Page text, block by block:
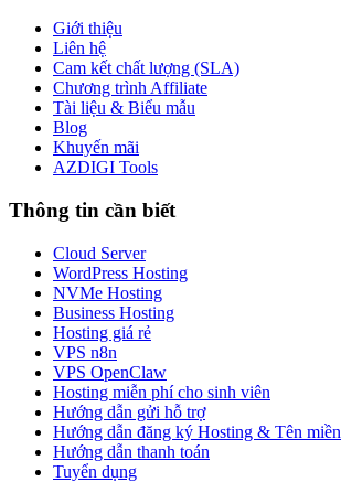
Giới thiệu
Liên hệ
Cam kết chất lượng (SLA)
Chương trình Affiliate
Tài liệu & Biểu mẫu
Blog
Khuyến mãi
AZDIGI Tools
Thông tin cần biết
Cloud Server
WordPress Hosting
NVMe Hosting
Business Hosting
Hosting giá rẻ
VPS n8n
VPS OpenClaw
Hosting miễn phí cho sinh viên
Hướng dẫn gửi hỗ trợ
Hướng dẫn đăng ký Hosting & Tên miền
Hướng dẫn thanh toán
Tuyển dụng